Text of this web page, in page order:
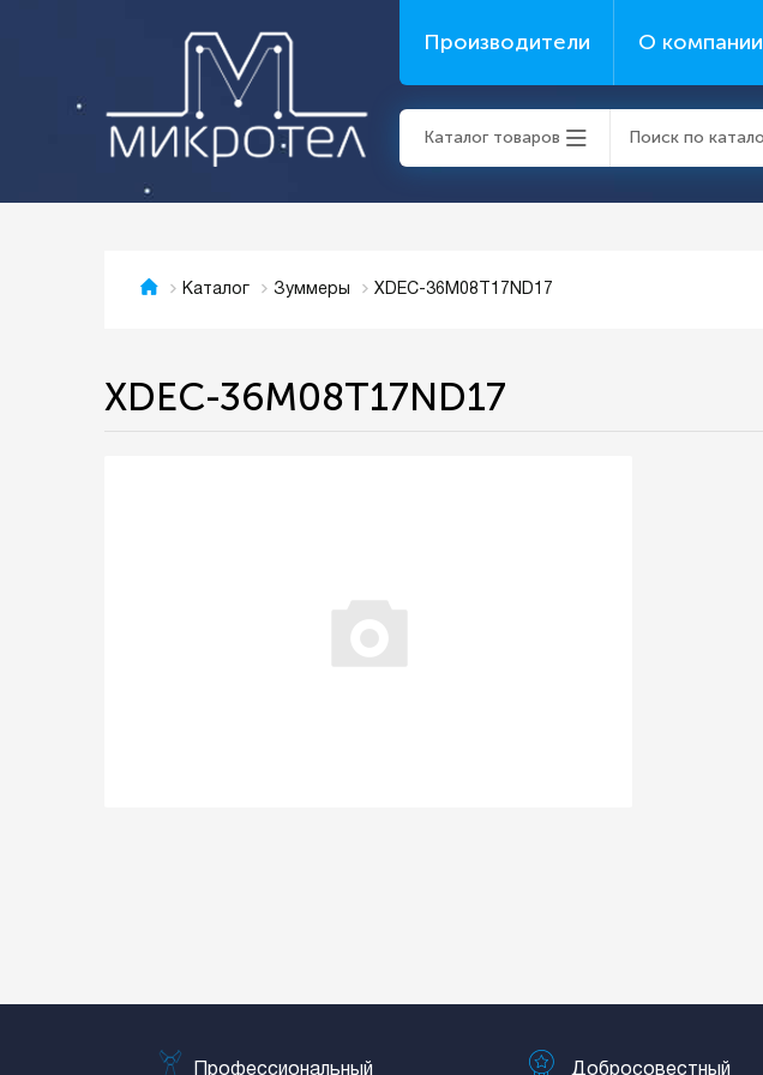
Производители О компании
Каталог товаров
Каталог Зуммеры XDEC-36M08T17ND17
XDEC-36M08T17ND17
Профессиональный Добросовестный